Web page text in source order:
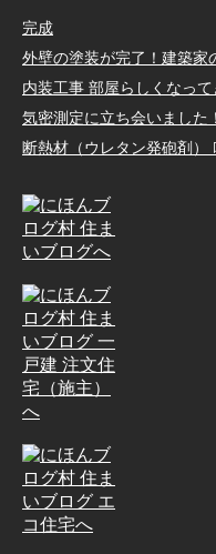
完成
外壁の塗装が完了！建築家
内装工事 部屋らしくなって
気密測定に立ち会いました
断熱材（ウレタン発砲剤）